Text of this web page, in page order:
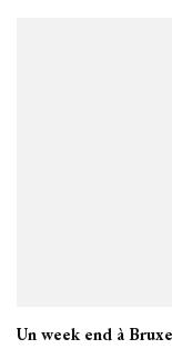
Un week end à